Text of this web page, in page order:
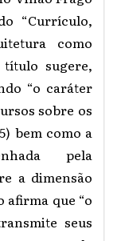
“Currículo,
como
sugere,
“o caráter
sobre os
bem como a
pela
a dimensão
afirma que “o
seus